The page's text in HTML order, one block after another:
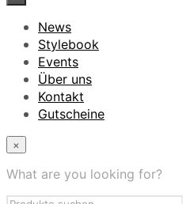
News
Stylebook
Events
Über uns
Kontakt
Gutscheine
×
What are you looking for?